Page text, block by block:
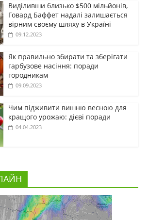
Виділивши близько $500 мільйонів,
Говард Баффет надалі залишається
вірним своєму шляху в Україні
09.12.2023
Як правильно збирати та зберігати
гарбузове насіння: поради
городникам
09.09.2023
Чим підживити вишню весною для
кращого урожаю: дієві поради
04.04.2023